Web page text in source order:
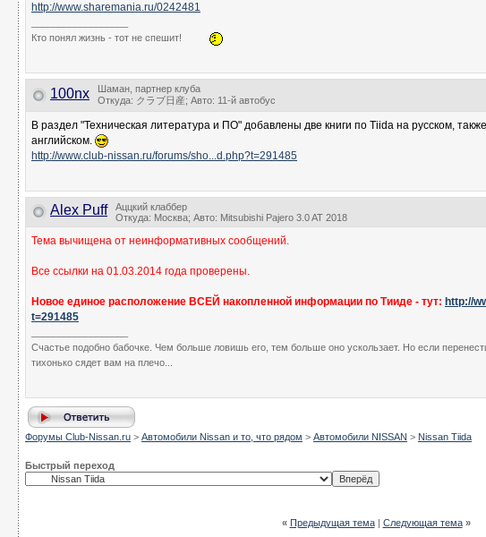
http://www.sharemania.ru/0242481
Кто понял жизнь - тот не спешит!
100nx
Шаман, партнер клуба
Откуда: クラブ日産; Авто: 11-й автобус
В раздел "Техническая литература и ПО" добавлены две книги по Tiida на русском,
английском.
http://www.club-nissan.ru/forums/sho...d.php?t=291485
Alex Puff
Аццкий клаббер
Откуда: Москва; Авто: Mitsubishi Pajero 3.0 AT 2018
Тема вычищена от неинформативных сообщений.
Все ссылки на 01.03.2014 года проверены.
Новое единое расположение ВСЕЙ накопленной информации по Тииде - тут: http://
t=291485
Счастье подобно бабочке. Чем больше ловишь его, тем больше оно ускользает. Но если
тихонько сядет вам на плечо...
Форумы Club-Nissan.ru > Автомобили Nissan и то, что рядом > Автомобили NISSAN > Nissan Tiida
Быстрый переход
« Предыдущая тема| Следующая тема »